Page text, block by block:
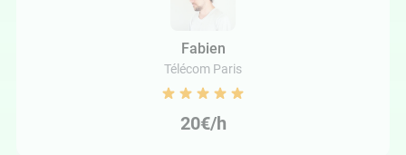
Fabien
Télécom Paris
20€/h